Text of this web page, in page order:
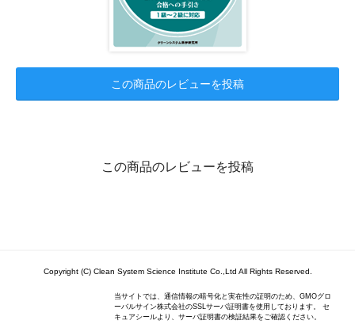
この商品のレビューを投稿
この商品のレビューを投稿
Copyright (C) Clean System Science Institute Co.,Ltd All Rights Reserved.
当サイトでは、通信情報の暗号化と実在性の証明のため、GMOグロ
ーバルサイン株式会社のSSLサーバ証明書を使用しております。 セ
キュアシールより、サーバ証明書の検証結果をご確認ください。